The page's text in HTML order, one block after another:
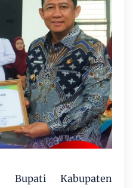
Bupati Kabupaten